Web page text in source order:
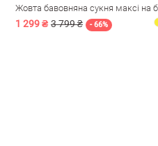
1 299 ₴ 3 799 ₴ - 66%